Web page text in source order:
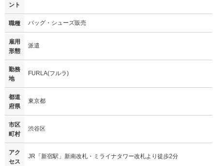
ント
職種 バッグ・シューズ販売
雇用
形態
派遣
勤務
地
FURLA(フルラ)
都道
府県
東京都
市区
町村
渋谷区
アク
セス
JR「新宿駅」新南改札・ミライナタワー改札より徒歩2分